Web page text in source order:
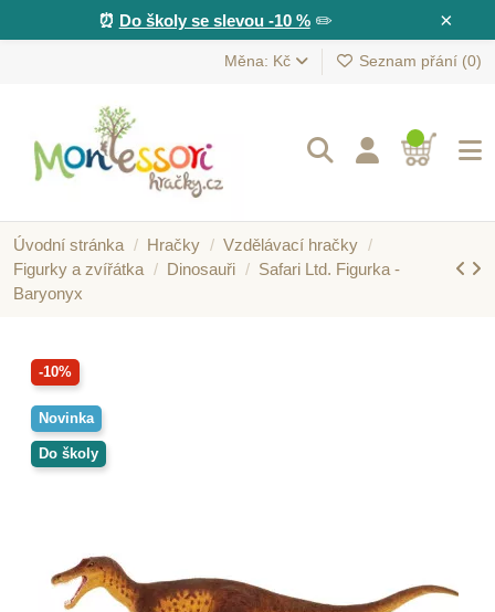
×
⏰ Do školy se slevou -10 %✏️
Měna: Kč Seznam přání (0)
Úvodní stránka Hračky
Vzdělávací hračky
Figurky a zvířátka
Dinosauři
Safari Ltd. Figurka -
Baryonyx
-10%
Novinka
Do školy